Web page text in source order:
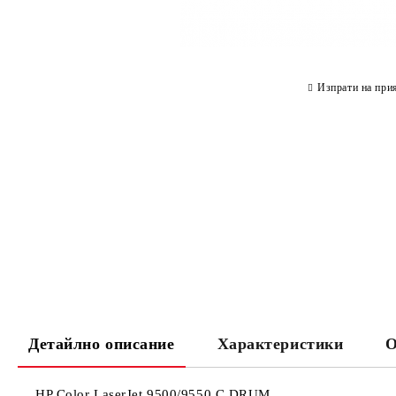
Изпрати на
Детайлно описание Характеристики